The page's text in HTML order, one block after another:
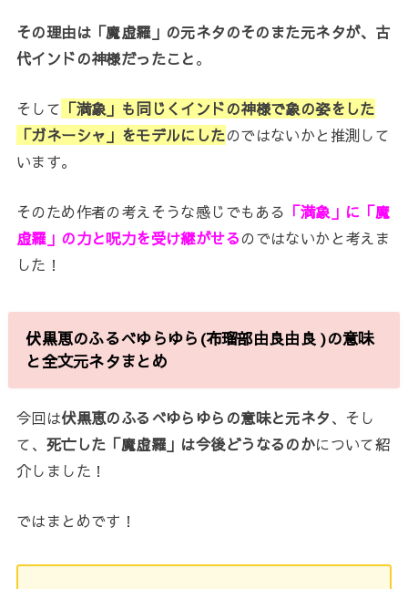
その理由は「魔虚羅」の元ネタのそのまた元ネタが、古
代インドの神様だったこと。
そして 「満象」も同じくインドの神様で象の姿をした
「ガネーシャ」 をモデルにしたのではないかと推測して
います。
そのため作者の考えそうな感じでもある 「満象」に 「魔
虚羅」の力と呪力を受け継がせるのではないかと考えま
した！
伏黒恵のふるべゆらゆら(布瑠部由良由良 )の意味
と全文元ネタまとめ
今回は伏黒恵のふるべゆらゆらの意味と元ネタ、そし
て、 死亡した「魔虚羅」は今後どうなるのかについて紹
介しました！
ではまとめです！